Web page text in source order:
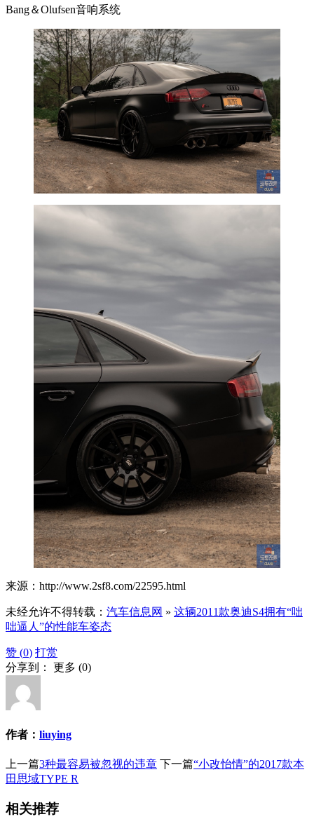
Bang＆Olufsen音响系统
来源：http://www.2sf8.com/22595.html
未经允许不得转载： 汽车信息网 » 这辆2011款奥迪S4拥有“咄
咄逼人”的性能车姿态
赞 (0) 打赏
分享到： 更多 (0)
作者： liuying
上一篇3种最容易被忽视的违章 下一篇“小改怡情”的2017款本
田思域TYPE R
相关推荐